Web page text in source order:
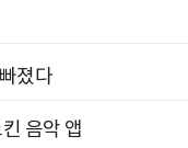
졌다
음악 앱